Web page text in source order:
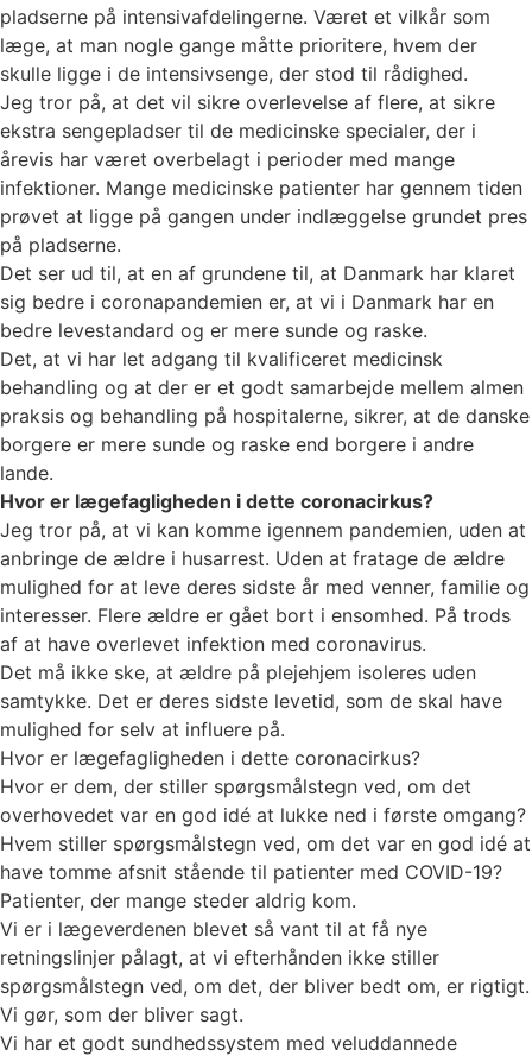
pladserne på intensivafdelingerne. Været et vilkår som
læge, at man nogle gange måtte prioritere, hvem der
skulle ligge i de intensivsenge, der stod til rådighed.
Jeg tror på, at det vil sikre overlevelse af flere, at sikre
ekstra sengepladser til de medicinske specialer, der i
årevis har været overbelagt i perioder med mange
infektioner. Mange medicinske patienter har gennem tiden
prøvet at ligge på gangen under indlæggelse grundet pres
på pladserne.
Det ser ud til, at en af grundene til, at Danmark har klaret
sig bedre i coronapandemien er, at vi i Danmark har en
bedre levestandard og er mere sunde og raske.
Det, at vi har let adgang til kvalificeret medicinsk
behandling og at der er et godt samarbejde mellem almen
praksis og behandling på hospitalerne, sikrer, at de danske
borgere er mere sunde og raske end borgere i andre
lande.
Hvor er lægefagligheden i dette coronacirkus?
Jeg tror på, at vi kan komme igennem pandemien, uden at
anbringe de ældre i husarrest. Uden at fratage de ældre
mulighed for at leve deres sidste år med venner, familie og
interesser. Flere ældre er gået bort i ensomhed. På trods
af at have overlevet infektion med coronavirus.
Det må ikke ske, at ældre på plejehjem isoleres uden
samtykke. Det er deres sidste levetid, som de skal have
mulighed for selv at influere på.
Hvor er lægefagligheden i dette coronacirkus?
Hvor er dem, der stiller spørgsmålstegn ved, om det
overhovedet var en god idé at lukke ned i første omgang?
Hvem stiller spørgsmålstegn ved, om det var en god idé at
have tomme afsnit stående til patienter med COVID-19?
Patienter, der mange steder aldrig kom.
Vi er i lægeverdenen blevet så vant til at få nye
retningslinjer pålagt, at vi efterhånden ikke stiller
spørgsmålstegn ved, om det, der bliver bedt om, er rigtigt.
Vi gør, som der bliver sagt.
Vi har et godt sundhedssystem med veluddannede